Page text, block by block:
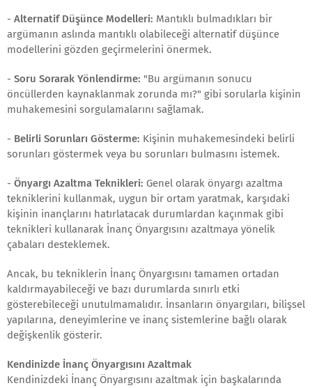
- Alternatif Düşünce Modelleri: Mantıklı bulmadıkları bir
argümanın aslında mantıklı olabileceği alternatif düşünce
modellerini gözden geçirmelerini önermek.
- Soru Sorarak Yönlendirme: "Bu argümanın sonucu
öncüllerden kaynaklanmak zorunda mı?" gibi sorularla kişinin
muhakemesini sorgulamalarını sağlamak.
- Belirli Sorunları Gösterme: Kişinin muhakemesindeki belirli
sorunları göstermek veya bu sorunları bulmasını istemek.
- Önyargı Azaltma Teknikleri: Genel olarak önyargı azaltma
tekniklerini kullanmak, uygun bir ortam yaratmak, karşıdaki
kişinin inançlarını hatırlatacak durumlardan kaçınmak gibi
teknikleri kullanarak İnanç Önyargısını azaltmaya yönelik
çabaları desteklemek.
Ancak, bu tekniklerin İnanç Önyargısını tamamen ortadan
kaldırmayabileceği ve bazı durumlarda sınırlı etki
gösterebileceği unutulmamalıdır. İnsanların önyargıları, bilişsel
yapılarına, deneyimlerine ve inanç sistemlerine bağlı olarak
değişkenlik gösterir.
Kendinizde İnanç Önyargısını Azaltmak
Kendinizdeki İnanç Önyargısını azaltmak için başkalarında